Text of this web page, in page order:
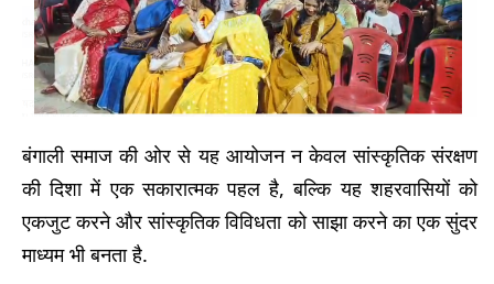
बंगाली समाज की ओर से यह आयोजन न केवल सांस्कृतिक संरक्षण
की दिशा में एक सकारात्मक पहल है, बल्कि यह शहरवासियों को
एकजुट करने और सांस्कृतिक विविधता को साझा करने का एक सुंदर
माध्यम भी बनता है.